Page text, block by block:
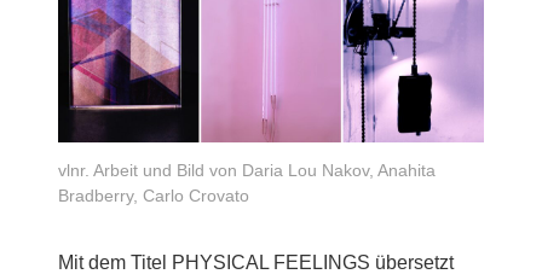
vlnr. Arbeit und Bild von Daria Lou Nakov, Anahita
Bradberry, Carlo Crovato
Mit dem Titel PHYSICAL FEELINGS übersetzt